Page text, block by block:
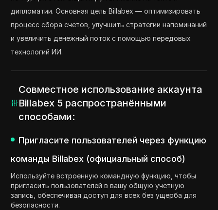
дипломатии. Основная цель Billabex — оптимизировать
процесс сбора счетов, улучшить стратегии напоминаний
и увеличить денежный поток с помощью передовых
технологий ИИ.
Совместное использование аккаунта
Billabex 5 распространёнными
способами:
Пригласите пользователей через функцию
команды Billabex (официальный способ)
Используйте встроенную командную функцию, чтобы
пригласить пользователей в вашу общую учетную
запись, обеспечивая доступ для всех без ущерба для
безопасности.